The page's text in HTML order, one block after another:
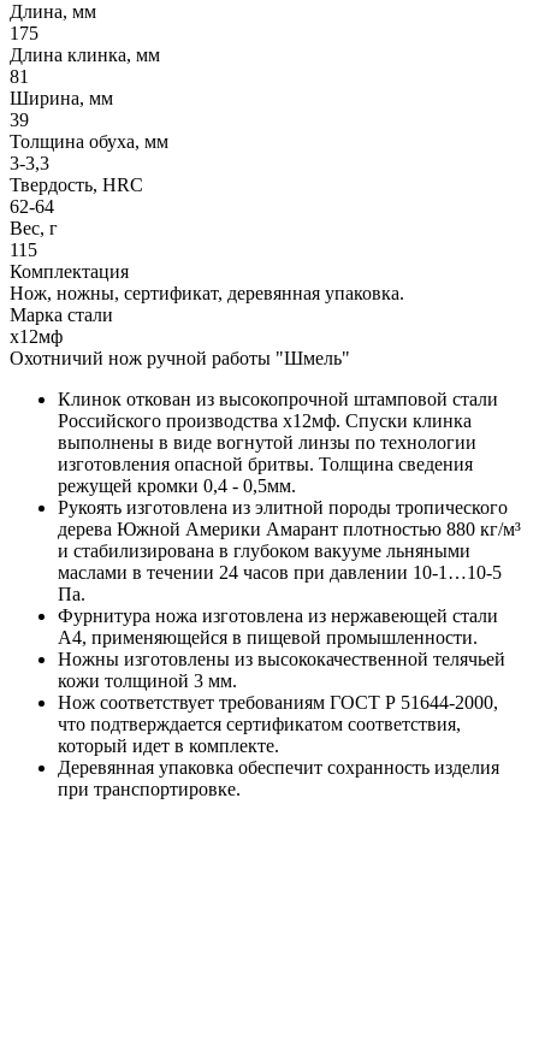
Длина, мм
175
Длина клинка, мм
81
Ширина, мм
39
Толщина обуха, мм
3-3,3
Твердость, HRC
62-64
Вес, г
115
Комплектация
Нож, ножны, сертификат, деревянная упаковка.
Марка стали
х12мф
Охотничий нож ручной работы "Шмель"
Клинок откован из высокопрочной штамповой стали
Российского производства х12мф. Спуски клинка
выполнены в виде вогнутой линзы по технологии
изготовления опасной бритвы. Толщина сведения
режущей кромки 0,4 - 0,5мм.
Рукоять изготовлена из элитной породы тропического
дерева Южной Америки Амарант плотностью 880 кг/м³
и стабилизирована в глубоком вакууме льняными
маслами в течении 24 часов при давлении 10-1…10-5
Па.
Фурнитура ножа изготовлена из нержавеющей стали
А4, применяющейся в пищевой промышленности.
Ножны изготовлены из высококачественной телячьей
кожи толщиной 3 мм.
Нож соответствует требованиям ГОСТ Р 51644-2000,
что подтверждается сертификатом соответствия,
который идет в комплекте.
Деревянная упаковка обеспечит сохранность изделия
при транспортировке.